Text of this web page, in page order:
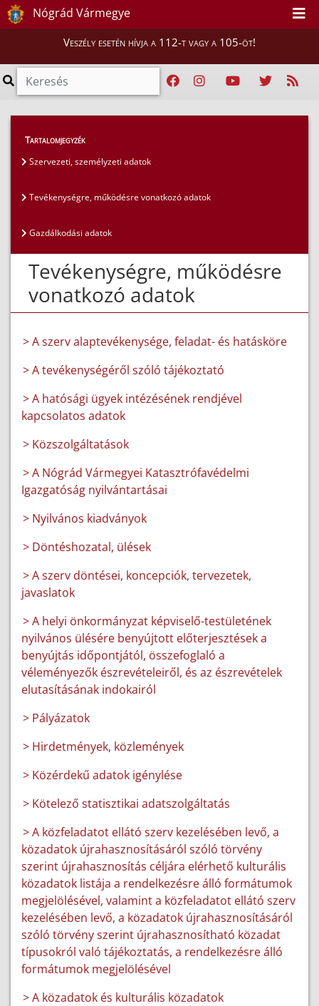
Nógrád Vármegye
Veszély esetén hívja a 112-t vagy a 105-öt!
Közérdekű adatok
Tevékenységre, működésre vonatkozó adatok
Tartalomjegyzék
Szervezeti, személyzeti adatok
Tevékenységre, működésre vonatkozó adatok
Gazdálkodási adatok
Tevékenységre, működésre
vonatkozó adatok
> A szerv alaptevékenysége, feladat- és hatásköre
> A tevékenységéről szóló tájékoztató
> A hatósági ügyek intézésének rendjével
kapcsolatos adatok
> Közszolgáltatások
> A Nógrád Vármegyei Katasztrófavédelmi
Igazgatóság nyilvántartásai
> Nyilvános kiadványok
> Döntéshozatal, ülések
> A szerv döntései, koncepciók, tervezetek,
javaslatok
> A helyi önkormányzat képviselő-testületének
nyilvános ülésére benyújtott előterjesztések a
benyújtás időpontjától, összefoglaló a
véleményezők észrevételeiről, és az észrevételek
elutasításának indokairól
> Pályázatok
> Hirdetmények, közlemények
> Közérdekű adatok igénylése
> Kötelező statisztikai adatszolgáltatás
> A közfeladatot ellátó szerv kezelésében levő, a
közadatok újrahasznosításáról szóló törvény
szerint újrahasznosítás céljára elérhető kulturális
közadatok listája a rendelkezésre álló formátumok
megjelölésével, valamint a közfeladatot ellátó szerv
kezelésében levő, a közadatok újrahasznosításáról
szóló törvény szerint újrahasznosítható közadat
típusokról való tájékoztatás, a rendelkezésre álló
formátumok megjelölésével
> A közadatok és kulturális közadatok